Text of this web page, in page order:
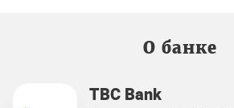
О банке
TBC Bank